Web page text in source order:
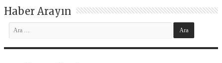
Haber Arayın